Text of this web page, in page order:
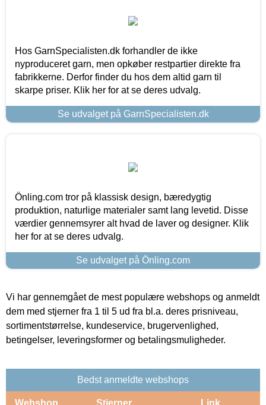
Hos GarnSpecialisten.dk forhandler de ikke
nyproduceret garn, men opkøber restpartier direkte fra
fabrikkerne. Derfor finder du hos dem altid garn til
skarpe priser. Klik her for at se deres udvalg.
Se udvalget på GarnSpecialisten.dk
Önling.com tror på klassisk design, bæredygtig
produktion, naturlige materialer samt lang levetid. Disse
værdier gennemsyrer alt hvad de laver og designer. Klik
her for at se deres udvalg.
Se udvalget på Önling.com
Vi har gennemgået de mest populære webshops og anmeldt
dem med stjerner fra 1 til 5 ud fra bl.a. deres prisniveau,
sortimentstørrelse, kundeservice, brugervenlighed,
betingelser, leveringsformer og betalingsmuligheder.
Bedst anmeldte webshops
Webshop Stjerner Link